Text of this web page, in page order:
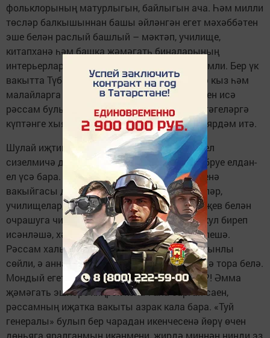
фольклорының матурлыгын, байлыгын ача. Һәм милли
төсләр балкышыннан башы әйләнгән егет мәхәббәтен
эше белән раслый башлый – мәктәп, училище,
китапханә һәм башка җәмәгать биналарының
интерьерларын татар бизәкләре белән рәсемли. Бер үк
вакытта Түбән Кама балалар иҗат үзәгендә кыз һәм
малайларга рәсем серләрен өйрәтә, кичләрен исә
рәссам булырга хыялланган өлкәнрәк яшьтәгеләргә
күптәнге хыялларын тормышка ашырырга ярдәм итә.
Шулай иҗтиһат итеп, Түбән Камада егерме ел
сизелмичә дә узып китә. М.Минһаҗевнең абруе елдан-
ел үсә бара. Милли тормышыбызның бер генә
вакыйгасы да аннан башка узмый. Мәктәпләр,
училищелар, югары уку йортлары М.Минһаҗев белән
очрашуга чират тора. Шәһәр башлыклары кул биреп
исәнләшә, хәл-әхвәлен, иҗат планнарын белешә.
Рәссам халыкны ышандырырлык итеп, ялкынлы
сөйли, ә аннан да мөһимрәге, әйткән сүзендә тора белә.
Мондый егетне ничек инде хөрмәт итмисең?! Әмма
җәмәгать эшләре киңрәк колач ала барган саен,
рәссамның иҗатка вакыты азрак кала бара. «Туй
генералы» булып бер чарадан икенчесенә йөрү өчен
дөньяга яралганмын икәнмени, җирдә миннән нинди эз